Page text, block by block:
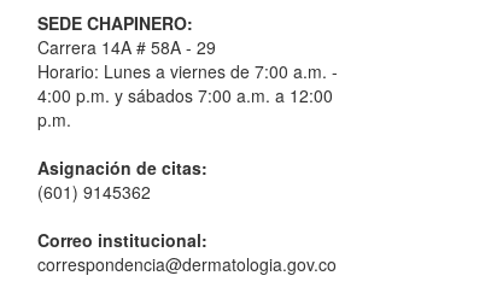
SEDE CHAPINERO:
Carrera 14A # 58A - 29
Horario: Lunes a viernes de 7:00 a.m. -
4:00 p.m. y sábados 7:00 a.m. a 12:00
p.m.
Asignación de citas:
(601) 9145362
Correo institucional:
correspondencia@dermatologia.gov.co